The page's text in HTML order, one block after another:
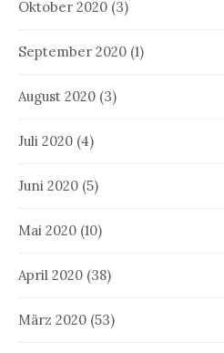
Oktober 2020 (3)
September 2020 (1)
August 2020 (3)
Juli 2020 (4)
Juni 2020 (5)
Mai 2020 (10)
April 2020 (38)
März 2020 (53)